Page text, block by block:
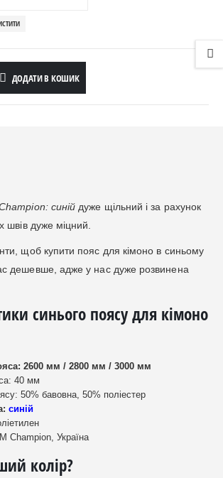
ДОДАТИ В КОШИК
синій дуже щільний і за рахунок
швів дуже міцний.
щоб купити пояс для кімоно в синьому
дешевше, адже у нас дуже розвинена
синього поясу для кімоно
2600 мм / 2800 мм / 3000 мм
40 мм
50% бавовна, 50% поліестер
синій
Champion, Україна
колір?